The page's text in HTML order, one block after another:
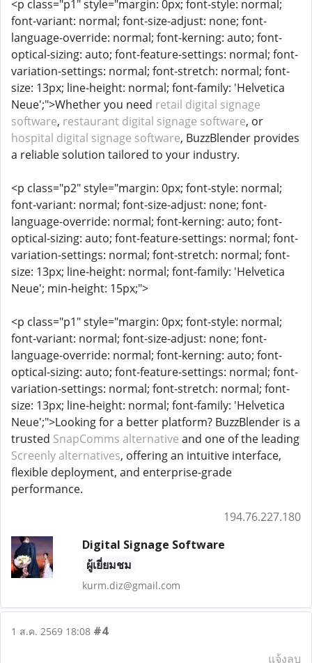
<p class="p1" style="margin: 0px; font-style: normal;
font-variant: normal; font-size-adjust: none; font-
language-override: normal; font-kerning: auto; font-
optical-sizing: auto; font-feature-settings: normal; font-
variation-settings: normal; font-stretch: normal; font-
size: 13px; line-height: normal; font-family: 'Helvetica
Neue';">Whether you need retail digital signage
software, restaurant digital signage software, or
hospital digital signage software, BuzzBlender provides
a reliable solution tailored to your industry.
<p class="p2" style="margin: 0px; font-style: normal;
font-variant: normal; font-size-adjust: none; font-
language-override: normal; font-kerning: auto; font-
optical-sizing: auto; font-feature-settings: normal; font-
variation-settings: normal; font-stretch: normal; font-
size: 13px; line-height: normal; font-family: 'Helvetica
Neue'; min-height: 15px;">
<p class="p1" style="margin: 0px; font-style: normal;
font-variant: normal; font-size-adjust: none; font-
language-override: normal; font-kerning: auto; font-
optical-sizing: auto; font-feature-settings: normal; font-
variation-settings: normal; font-stretch: normal; font-
size: 13px; line-height: normal; font-family: 'Helvetica
Neue';">Looking for a better platform? BuzzBlender is a
trusted SnapComms alternative and one of the leading
Screenly alternatives, offering an intuitive interface,
flexible deployment, and enterprise-grade
performance.
194.76.227.180
Digital Signage Software
ผู้เยี่ยมชม
kurm.diz@gmail.com
1 ส.ค. 2569 18:08 #4
แจ้งลบ